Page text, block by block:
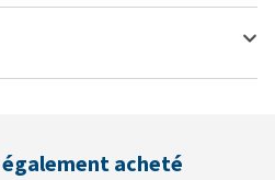
acheté